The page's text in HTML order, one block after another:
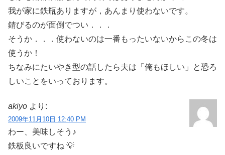
我が家に鉄瓶ありますが，あんまり使わないです。
錆びるのが面倒でつい．．．
そうか．．．使わないのは一番もったいないからこの冬は
使うか！
ちなみにたいやき型の話したら夫は「俺もほしい」と恐ろ
しいことをいっております。
akiyo より:
2009年11月10日 12:40 PM
わー、美味しそう♪
鉄板良いですね 💡